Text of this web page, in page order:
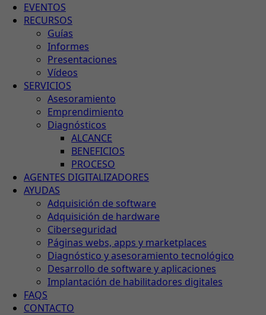
EVENTOS
RECURSOS
Guías
Informes
Presentaciones
Vídeos
SERVICIOS
Asesoramiento
Emprendimiento
Diagnósticos
ALCANCE
BENEFICIOS
PROCESO
AGENTES DIGITALIZADORES
AYUDAS
Adquisición de software
Adquisición de hardware
Ciberseguridad
Páginas webs, apps y marketplaces
Diagnóstico y asesoramiento tecnológico
Desarrollo de software y aplicaciones
Implantación de habilitadores digitales
FAQS
CONTACTO